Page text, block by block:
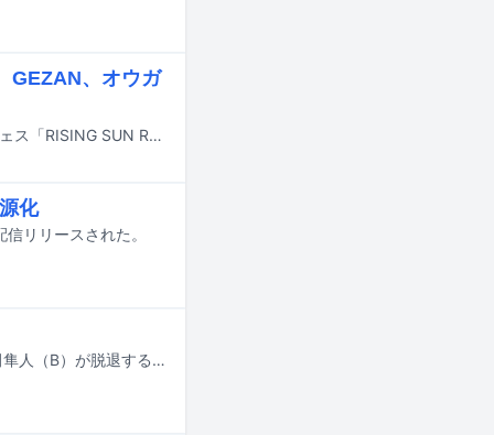
GEZAN、オウガ
8月14日と15日に北海道・石狩湾新港樽川ふ頭横野外特設ステージで行われるフェス「RISING SUN ROCK FESTIVAL 2026 in EZO」の出演アーティスト第4弾が発表された。
化
リリースされた。
柳瀬二郎（Vo, G）率いるロックバンド・betcover!!からファルコンマンこと吉田隼人（B）が脱退することが発表された。